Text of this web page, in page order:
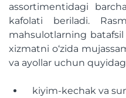
assortimentidagi
kafolati beriladi.
mahsulotlarning
xizmatni o‘zida
va ayollar uchun
kiyim-kechak va